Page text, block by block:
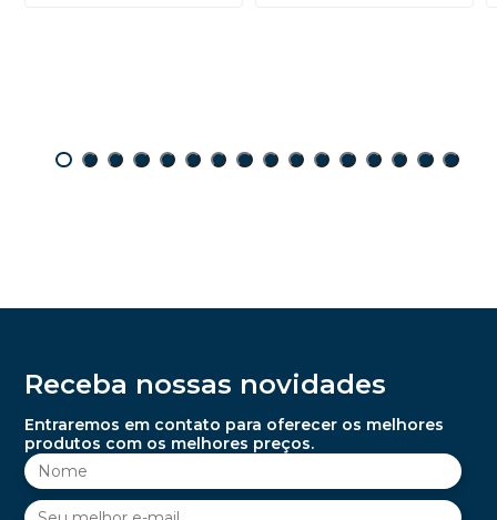
Receba nossas novidades
Entraremos em contato para oferecer os melhores
produtos com os melhores preços.